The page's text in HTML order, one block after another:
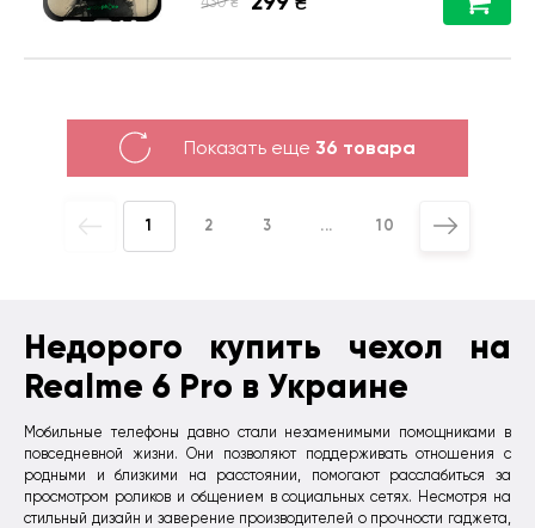
Недорого купить чехол на
Realme 6 Pro в Украине
Мобильные телефоны давно стали незаменимыми помощниками в
повседневной жизни. Они позволяют поддерживать отношения с
родными и близкими на расстоянии, помогают расслабиться за
просмотром роликов и общением в социальных сетях. Несмотря на
стильный дизайн и заверение производителей о прочности гаджета,
Показать еще 36 товара
1 2 3 ... 10